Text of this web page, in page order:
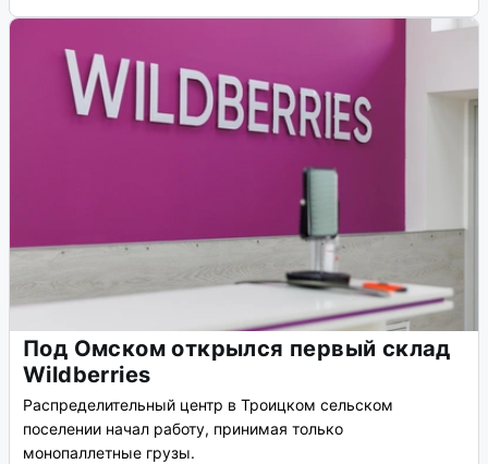
Под Омском открылся первый склад
Wildberries
Распределительный центр в Троицком сельском
поселении начал работу, принимая только
монопаллетные грузы.